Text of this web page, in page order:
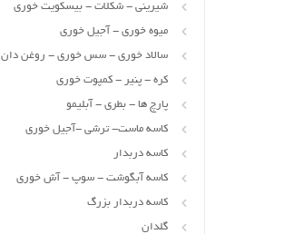
شیرینی - شکلات - بیسکویت خوری
میوه خوری - آجیل خوری
سالاد خوری - سس خوری - روغن دان
کره - پنیر - کمپوت خوری
پارچ ها - بطری - آبلیمو
کاسه ماست- ترشی -آجیل خوری
کاسه دربدار
کاسه آبگوشت - سوپ - آش خوری
کاسه دربدار بزرگ
گلدان